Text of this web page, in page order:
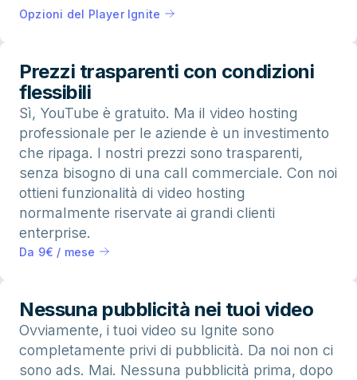
Opzioni del Player Ignite
Prezzi trasparenti con condizioni
flessibili
Sì, YouTube è gratuito. Ma il video hosting
professionale per le aziende è un investimento
che ripaga. I nostri prezzi sono trasparenti,
senza bisogno di una call commerciale. Con noi
ottieni funzionalità di video hosting
normalmente riservate ai grandi clienti
enterprise.
Da 9€ / mese
Nessuna pubblicità nei tuoi video
Ovviamente, i tuoi video su Ignite sono
completamente privi di pubblicità. Da noi non ci
sono ads. Mai. Nessuna pubblicità prima, dopo